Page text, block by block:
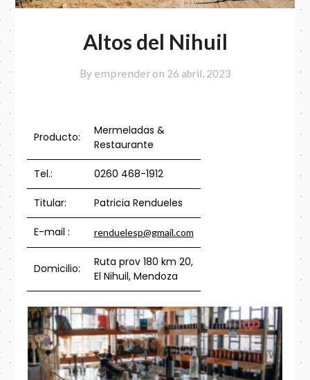
Altos del Nihuil
By emprender on 26 abril, 2023
Producto:
Mermeladas &
Restaurante
Tel.: 0260 468-1912
Titular: Patricia Rendueles
E-mail : renduelesp@gmail.com
Domicilio:
Ruta prov 180 km 20,
El Nihuil, Mendoza